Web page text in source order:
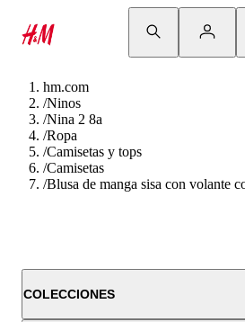
hm.com
/Ninos
/Nina 2 8a
/Ropa
/Camisetas y tops
/Camisetas
/Blusa de manga sisa con volante
COLECCIONES